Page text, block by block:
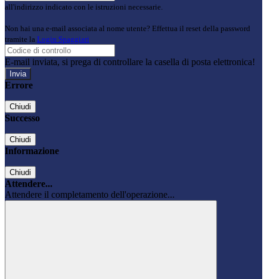
all'indirizzo indicato con le istruzioni necessarie.
Non hai una e-mail associata al nome utente? Effettua il reset della password
tramite la Login Spaggiari
E-mail inviata, si prega di controllare la casella di posta elettronica!
Errore
Chiudi
Successo
Chiudi
Informazione
Chiudi
Attendere...
Attendere il completamento dell'operazione...